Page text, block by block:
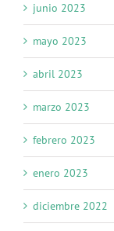
junio 2023
mayo 2023
abril 2023
marzo 2023
febrero 2023
enero 2023
diciembre 2022